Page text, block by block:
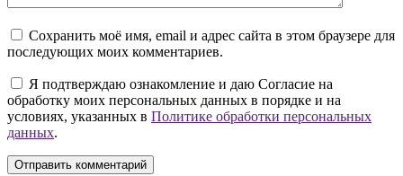
Сохранить моё имя, email и адрес сайта в этом браузере для
последующих моих комментариев.
Я подтверждаю ознакомление и даю Согласие на
обработку моих персональных данных в порядке и на
условиях, указанных в Политике обработки персональных
данных.